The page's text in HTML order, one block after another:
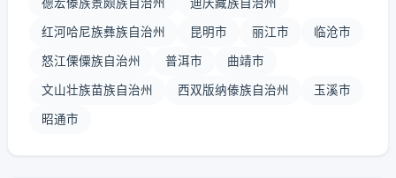
红河哈尼族彝族自治州 昆明市 丽江市 临沧市
怒江傈僳族自治州 普洱市 曲靖市
文山壮族苗族自治州 西双版纳傣族自治州 玉溪市
昭通市